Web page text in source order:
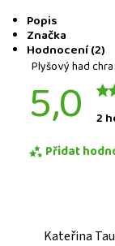
Popis
Značka
Hodnocení (2)
Plyšový had
5,0
2
Přidat
Kateřina